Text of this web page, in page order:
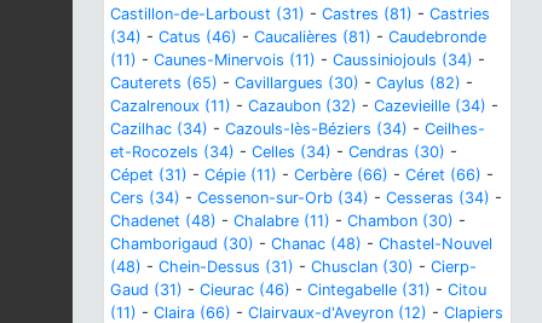
Castillon-de-Larboust (31) - Castres (81) - Castries
(34) - Catus (46) - Caucalières (81) - Caudebronde
(11) - Caunes-Minervois (11) - Caussiniojouls (34) -
Cauterets (65) - Cavillargues (30) - Caylus (82) -
Cazalrenoux (11) - Cazaubon (32) - Cazevieille (34) -
Cazilhac (34) - Cazouls-lès-Béziers (34) - Ceilhes-
et-Rocozels (34) - Celles (34) - Cendras (30) -
Cépet (31) - Cépie (11) - Cerbère (66) - Céret (66) -
Cers (34) - Cessenon-sur-Orb (34) - Cesseras (34) -
Chadenet (48) - Chalabre (11) - Chambon (30) -
Chamborigaud (30) - Chanac (48) - Chastel-Nouvel
(48) - Chein-Dessus (31) - Chusclan (30) - Cierp-
Gaud (31) - Cieurac (46) - Cintegabelle (31) - Citou
(11) - Claira (66) - Clairvaux-d'Aveyron (12) - Clapiers